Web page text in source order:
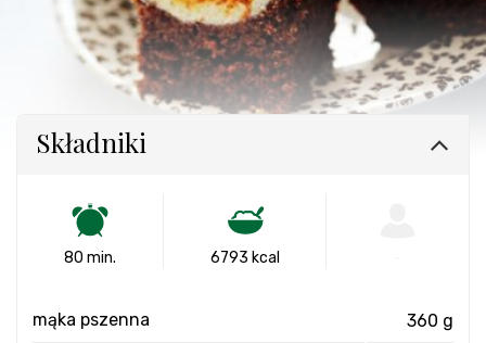
Składniki
80 min. 6793 kcal
mąka pszenna 360 g